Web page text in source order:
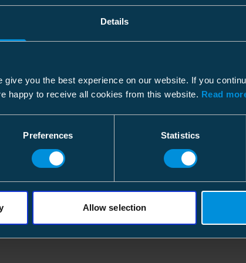
Details
give you the best experience on our website. If you
happy to receive all cookies from this website. Read
Preferences Statistics
Allow selection
Høyde
Bredde
Lederdiameter
Mekanisk
Tiltrekningsmoment
Høyde
Bredde
Volum
Høyde
Bredde
Vekt
Installasjonsinstruksjoner
Dimensjoner